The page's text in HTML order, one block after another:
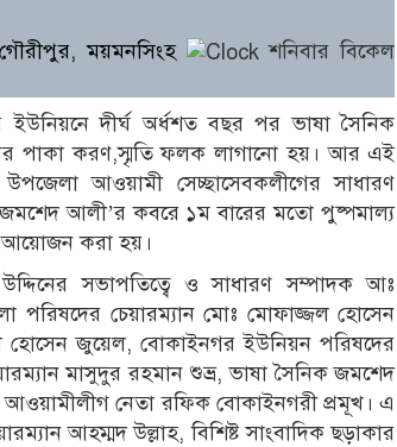
ময়মনসিংহ
শনিবার বিকেল
দীর্ঘ অর্ধশত বছর পর ভাষা সৈনিক
পাকা করণ,স্মৃতি ফলক লাগানো হয়। আর এই
আওয়ামী সেচ্ছাসেবকলীগের সাধারণ
জমশেদ আলী’র কবরে ১ম বারের মতো পুষ্পমাল্য
আয়োজন করা হয়।
সভাপতিত্বে ও সাধারণ সম্পাদক আঃ
পরিষদের চেয়ারম্যান মোঃ মোফাজ্জল হোসেন
হোসেন জুয়েল, বোকাইনগর ইউনিয়ন পরিষদের
মাসুদুর রহমান শুভ্র, ভাষা সৈনিক জমশেদ
নেতা রফিক বোকাইনগরী প্রমূখ। এ
আহম্মদ উল্লাহ, বিশিষ্ট সাংবাদিক ছড়াকার